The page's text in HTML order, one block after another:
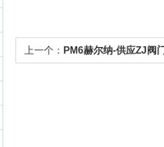
上一个： PM6赫尔纳-供应ZJ阀